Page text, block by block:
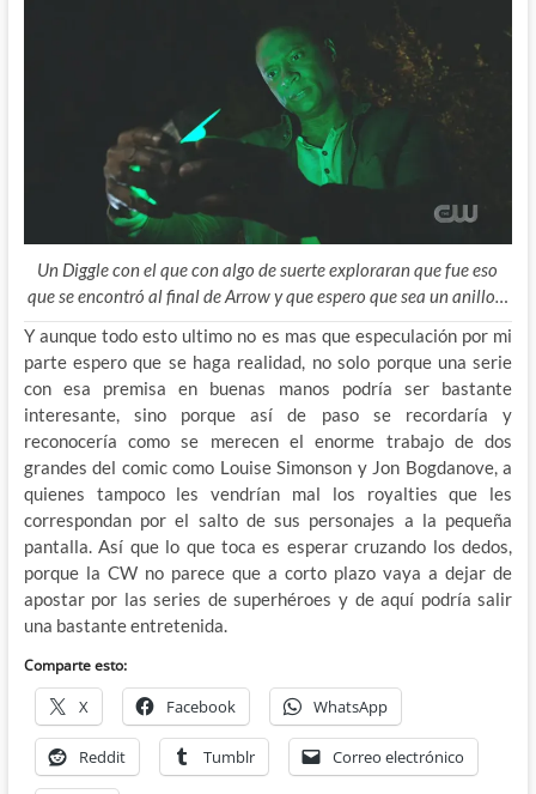
Un Diggle con el que con algo de suerte exploraran que fue eso
que se encontró al final de Arrow y que espero que sea un anillo…
Y aunque todo esto ultimo no es mas que especulación por mi
parte espero que se haga realidad, no solo porque una serie
con esa premisa en buenas manos podría ser bastante
interesante, sino porque así de paso se recordaría y
reconocería como se merecen el enorme trabajo de dos
grandes del comic como Louise Simonson y Jon Bogdanove, a
quienes tampoco les vendrían mal los royalties que les
correspondan por el salto de sus personajes a la pequeña
pantalla. Así que lo que toca es esperar cruzando los dedos,
porque la CW no parece que a corto plazo vaya a dejar de
apostar por las series de superhéroes y de aquí podría salir
una bastante entretenida.
Comparte esto:
X Facebook WhatsApp
Reddit Tumblr Correo electrónico